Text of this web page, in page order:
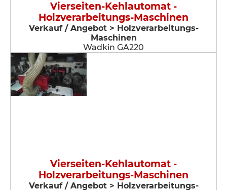
Vierseiten-Kehlautomat -
Holzverarbeitungs-Maschinen
Verkauf / Angebot > Holzverarbeitungs-
Maschinen
Wadkin GA220
Vierseiten-Kehlautomat -
Holzverarbeitungs-Maschinen
Verkauf / Angebot > Holzverarbeitungs-